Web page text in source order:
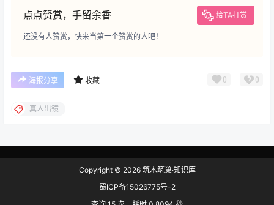
点点赞赏，手留余香 给TA打赏
还没有人赞赏，快来当第一个赞赏的人吧！
海报分享 收藏 0 0
真人出镜
Copyright © 2026筑木筑巢·知识库
蜀ICP备15026775号-2